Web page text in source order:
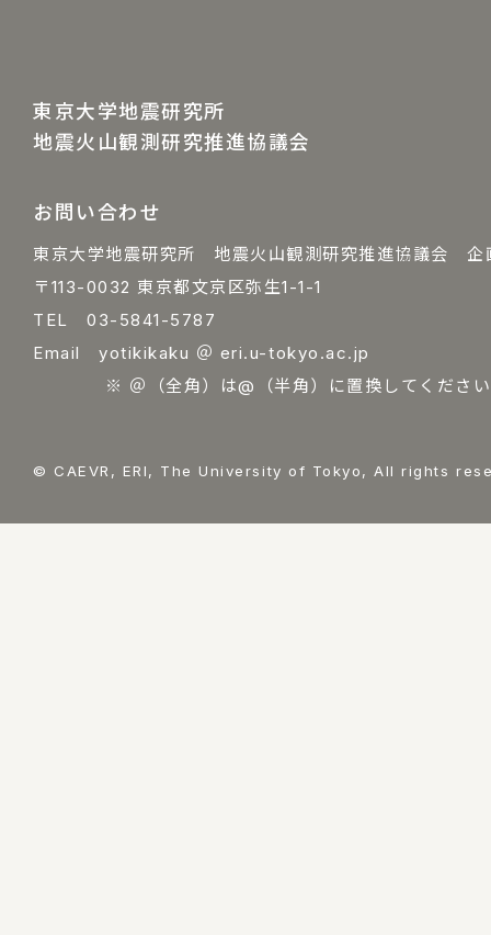
東京大学地震研究所
地震火山観測研究推進協議会
お問い合わせ
東京大学地震研究所 地震火山観測研究推進協議会 企
〒113-0032 東京都文京区弥生1-1-1
TEL 03-5841-5787
Email yotikikaku ＠ eri.u-tokyo.ac.jp
※ ＠（全角）は@（半角）に置換してくださ
© CAEVR, ERI, The University of Tokyo, All rights